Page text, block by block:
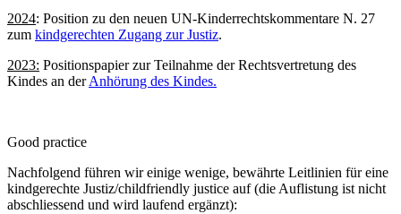
2024: Position zu den neuen UN-Kinderrechtskommentare N. 27
zum kindgerechten Zugang zur Justiz.
2023: Positionspapier zur Teilnahme der Rechtsvertretung des
Kindes an derAnhörung des Kindes.
Good practice
Nachfolgend führen wir einige wenige, bewährte Leitlinien für eine
kindgerechte Justiz/childfriendly justice auf (die Auflistung ist nicht
abschliessend und wird laufend ergänzt):